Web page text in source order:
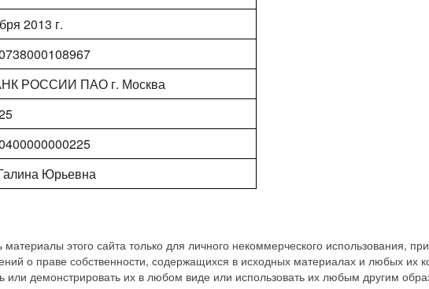
2013 г.
РОССИИ ПАО г. Москва
Юрьевна
этого сайта только для личного некоммерческого использования,
о праве собственности, содержащихся в исходных материалах и любых их
или демонстрировать их в любом виде или использовать их любым другим